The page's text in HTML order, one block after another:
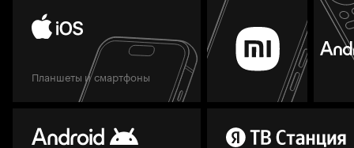
Планшеты и смартфоны